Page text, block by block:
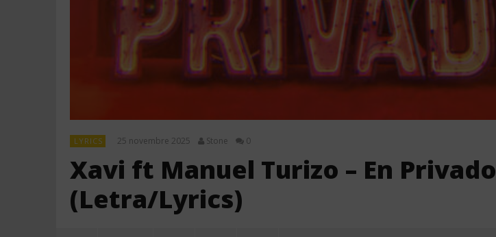
LYRICS 25 novembre 2025 Stone 0
Xavi ft Manuel Turizo – En Privado
(Letra/Lyrics)